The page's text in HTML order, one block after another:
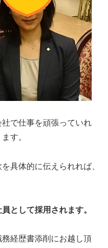
で仕事を頑張っていれ
す。
具体的に伝えられれば、
として採用されます。
経歴書添削にお越し頂